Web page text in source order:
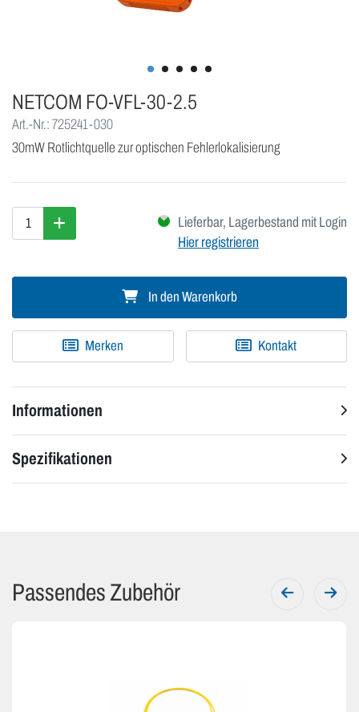
NETCOM FO-VFL-30-2.5
Art.-Nr.: 725241-030
30mW Rotlichtquelle zur optischen Fehlerlokalisierung
Lieferbar, Lagerbestand mit Login
Hier registrieren
In den Warenkorb
Merken Kontakt
Informationen
Spezifikationen
Passendes Zubehör